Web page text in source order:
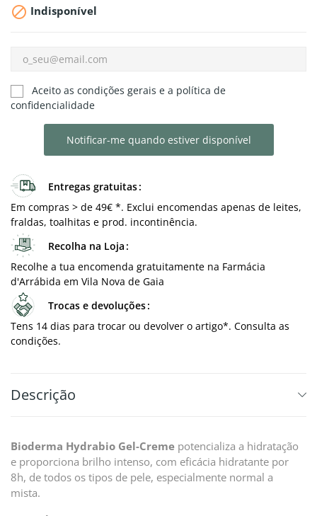
 Indisponível
Aceito as condições gerais e a política de
confidencialidade
Notificar-me quando estiver disponível
Entregas gratuitas
Em compras > de 49€ *. Exclui encomendas apenas de leites,
fraldas, toalhitas e prod. incontinência.
Recolha na Loja
Recolhe a tua encomenda gratuitamente na Farmácia
d'Arrábida em Vila Nova de Gaia
Trocas e devoluções
Tens 14 dias para trocar ou devolver o artigo*. Consulta as
condições.
Descrição
Bioderma Hydrabio Gel-Creme potencializa a hidratação
e proporciona brilho intenso, com eficácia hidratante por
8h, de todos os tipos de pele, especialmente normal a
mista.